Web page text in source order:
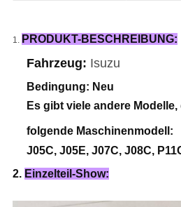
1. PRODUKT-BESCHREIBUNG:
Fahrzeug: Isuzu
Bedingung: Neu
Es gibt viele andere
folgende Maschinenmodell:
J05C, J05E, J07C, J08C,
2. Einzelteil-Show: